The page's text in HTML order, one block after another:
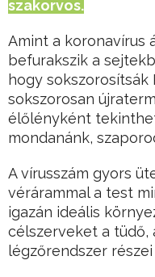
szakorvos.
Amint a koronavírus
befurakszik a
hogy sokszorosítsák
sokszorosan
élőlényként
mondanánk,
A vírusszám gyors
vérárammal a test
igazán ideális
célszerveket a tüdő,
légzőrendszer